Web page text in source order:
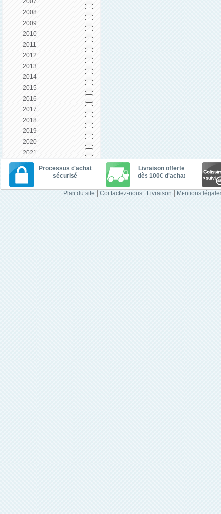
2007
2008
2009
2010
2011
2012
2013
2014
2015
2016
2017
2018
2019
2020
2021
Processus d'achat
sécurisé
Livraison offerte
dès 100€ d'achat
Plan du site Contactez-nous Livraison Mentions